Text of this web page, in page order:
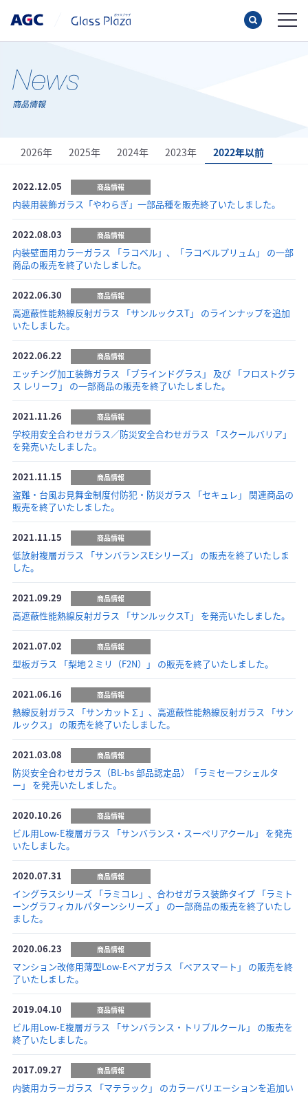
商品情報
2026年 2025年 2024年 2023年 2022年以前
内装用装飾ガラス「やわらぎ」一部品種を販売終了いたしました。
2022.12.05 商品情報
内装壁面用カラーガラス 「ラコベル」、「ラコベルプリュム」 の一部
商品の販売を終了いたしました。
2022.08.03 商品情報
高遮蔽性能熱線反射ガラス 「サンルックスT」 のラインナップを追加
いたしました。
2022.06.30 商品情報
エッチング加工装飾ガラス 「ブラインドグラス」 及び 「フロストグラ
ス レリーフ」 の一部商品の販売を終了いたしました。
2022.06.22 商品情報
学校用安全合わせガラス／防災安全合わせガラス 「スクールバリア」
を発売いたしました。
2021.11.26 商品情報
盗難・台風お見舞金制度付防犯・防災ガラス 「セキュレ」 関連商品の
販売を終了いたしました。
2021.11.15 商品情報
低放射複層ガラス 「サンバランスEシリーズ」 の販売を終了いたしま
した。
2021.11.15 商品情報
高遮蔽性能熱線反射ガラス 「サンルックスT」 を発売いたしました。
2021.09.29 商品情報
型板ガラス 「梨地２ミリ（F2N）」 の販売を終了いたしました。
2021.07.02 商品情報
熱線反射ガラス 「サンカット∑」、高遮蔽性能熱線反射ガラス 「サン
ルックス」 の販売を終了いたしました。
2021.06.16 商品情報
防災安全合わせガラス（BL-bs 部品認定品）「ラミセーフシェルタ
ー」 を発売いたしました。
2021.03.08 商品情報
ビル用Low-E複層ガラス 「サンバランス・スーペリアクール」 を発売
いたしました。
2020.10.26 商品情報
イングラスシリーズ 「ラミコレ」、合わせガラス装飾タイプ 「ラミト
ーングラフィカルパターンシリーズ 」 の一部商品の販売を終了いたし
ました。
2020.07.31 商品情報
マンション改修用薄型Low-Eペアガラス 「ペアスマート」 の販売を終
了いたしました。
2020.06.23 商品情報
ビル用Low-E複層ガラス 「サンバランス・トリプルクール」 の販売を
終了いたしました。
2019.04.10 商品情報
内装用カラーガラス 「マテラック」 のカラーバリエーションを追加い
2017.09.27 商品情報